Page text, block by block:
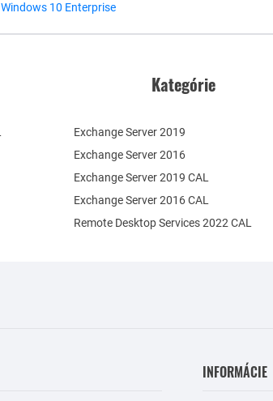
Windows 10 Enterprise
Kategórie
Exchange Server 2019
Exchange Server 2016
Remote Desktop Services 2022 CAL
Exchange Server 2019 CAL
Exchange Server 2016 CAL
INFORMÁCIE